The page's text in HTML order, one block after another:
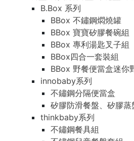
B.Box 系列
BBox 不鏽鋼燜燒罐
BBox 寶寶矽膠餐碗組
BBox 專利湯匙叉子組
BBox四合一套裝組
BBox 野餐便當盒迷你
innobaby系列
不鏽鋼分隔便當盒
矽膠防滑餐盤、矽膠
thinkbaby系列
不鏽鋼餐具組